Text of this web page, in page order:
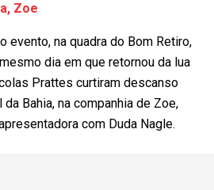
Zoe
evento, na quadra do Bom Retiro,
dia em que retornou da lua
Prattes curtiram descanso
Bahia, na companhia de Zoe,
com Duda Nagle.